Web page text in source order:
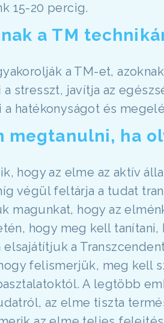
15-20 percig.
a TM
a TM-et,
stresszt, javítja az
hatékonyságot és
megtanulni, ha
hogy az elme az aktív
végül feltárja a tudat
magunkat, hogy az
hogy meg kell tanítani,
elsajátítjuk a
felismerjük, meg kell
A legtöbb
az elme tiszta